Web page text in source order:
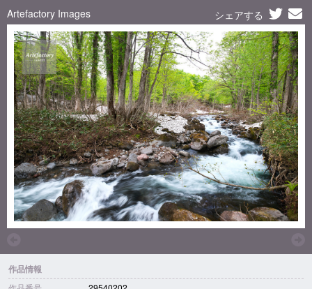
Artefactory Images シェアする
作品情報